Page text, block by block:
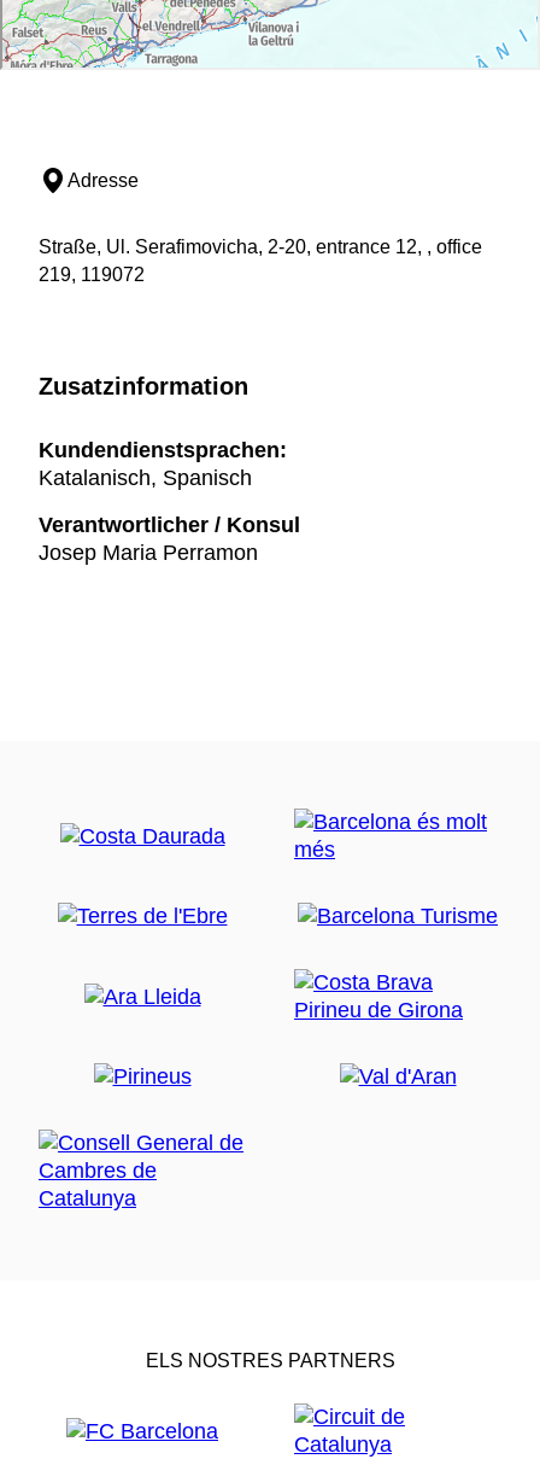
Adresse
Straße, Ul. Serafimovicha, 2-20, entrance 12, , office
219, 119072
Zusatzinformation
Kundendienstsprachen:
Katalanisch, Spanisch
Verantwortlicher / Konsul
Josep Maria Perramon
ELS NOSTRES PARTNERS